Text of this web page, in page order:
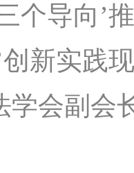
导向’
创新实践
学会副会